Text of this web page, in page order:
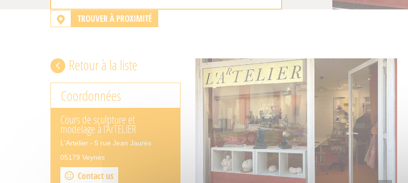
TROUVER À PROXIMITÉ
Retour à la liste
Coordonnées
Cours de sculpture et
modelage à l'ArTELIER
L'Artelier - 5 rue Jean Jaurès
05179 Veynes
Contact us